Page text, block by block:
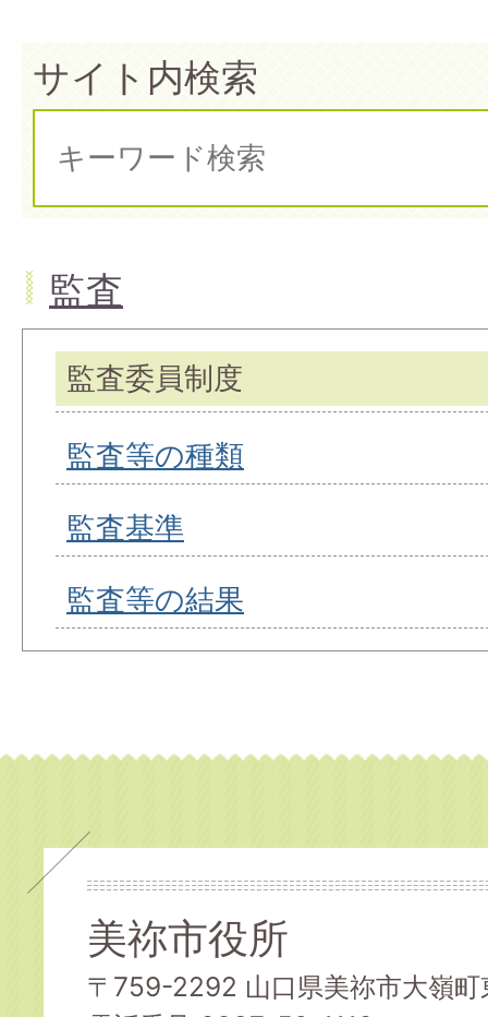
サイト内検索
監査
監査委員制度
監査等の種類
監査基準
監査等の結果
美祢市役所
〒759-2292 山口県美祢市大嶺